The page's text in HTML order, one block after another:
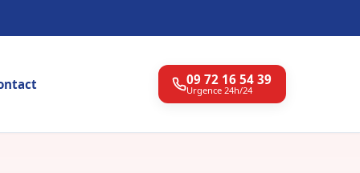
09 72 16 54 39
Urgence 24h/24